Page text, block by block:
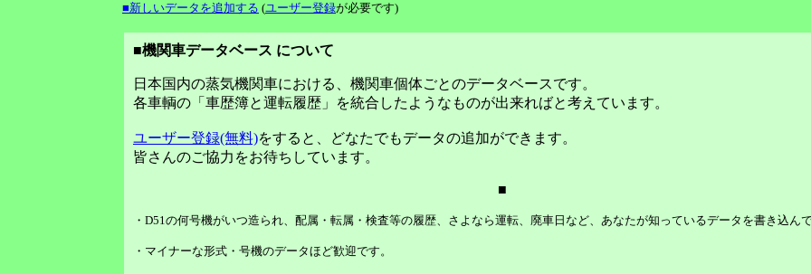
■新しいデータを追加する (ユーザー登録が必要です)
■機関車データベース について
日本国内の蒸気機関車における、機関車個体ごとのデータベースです。
各車輌の「車歴簿と運転履歴」を統合したようなものが出来ればと考えています。
ユーザー登録(無料)をすると、どなたでもデータの追加ができます。
皆さんのご協力をお待ちしています。
■
・D51の何号機がいつ造られ、配属・転属・検査等の履歴、さよなら運転、廃車日など、あなたが知っているデータを書き込んで
・マイナーな形式・号機のデータほど歓迎です。